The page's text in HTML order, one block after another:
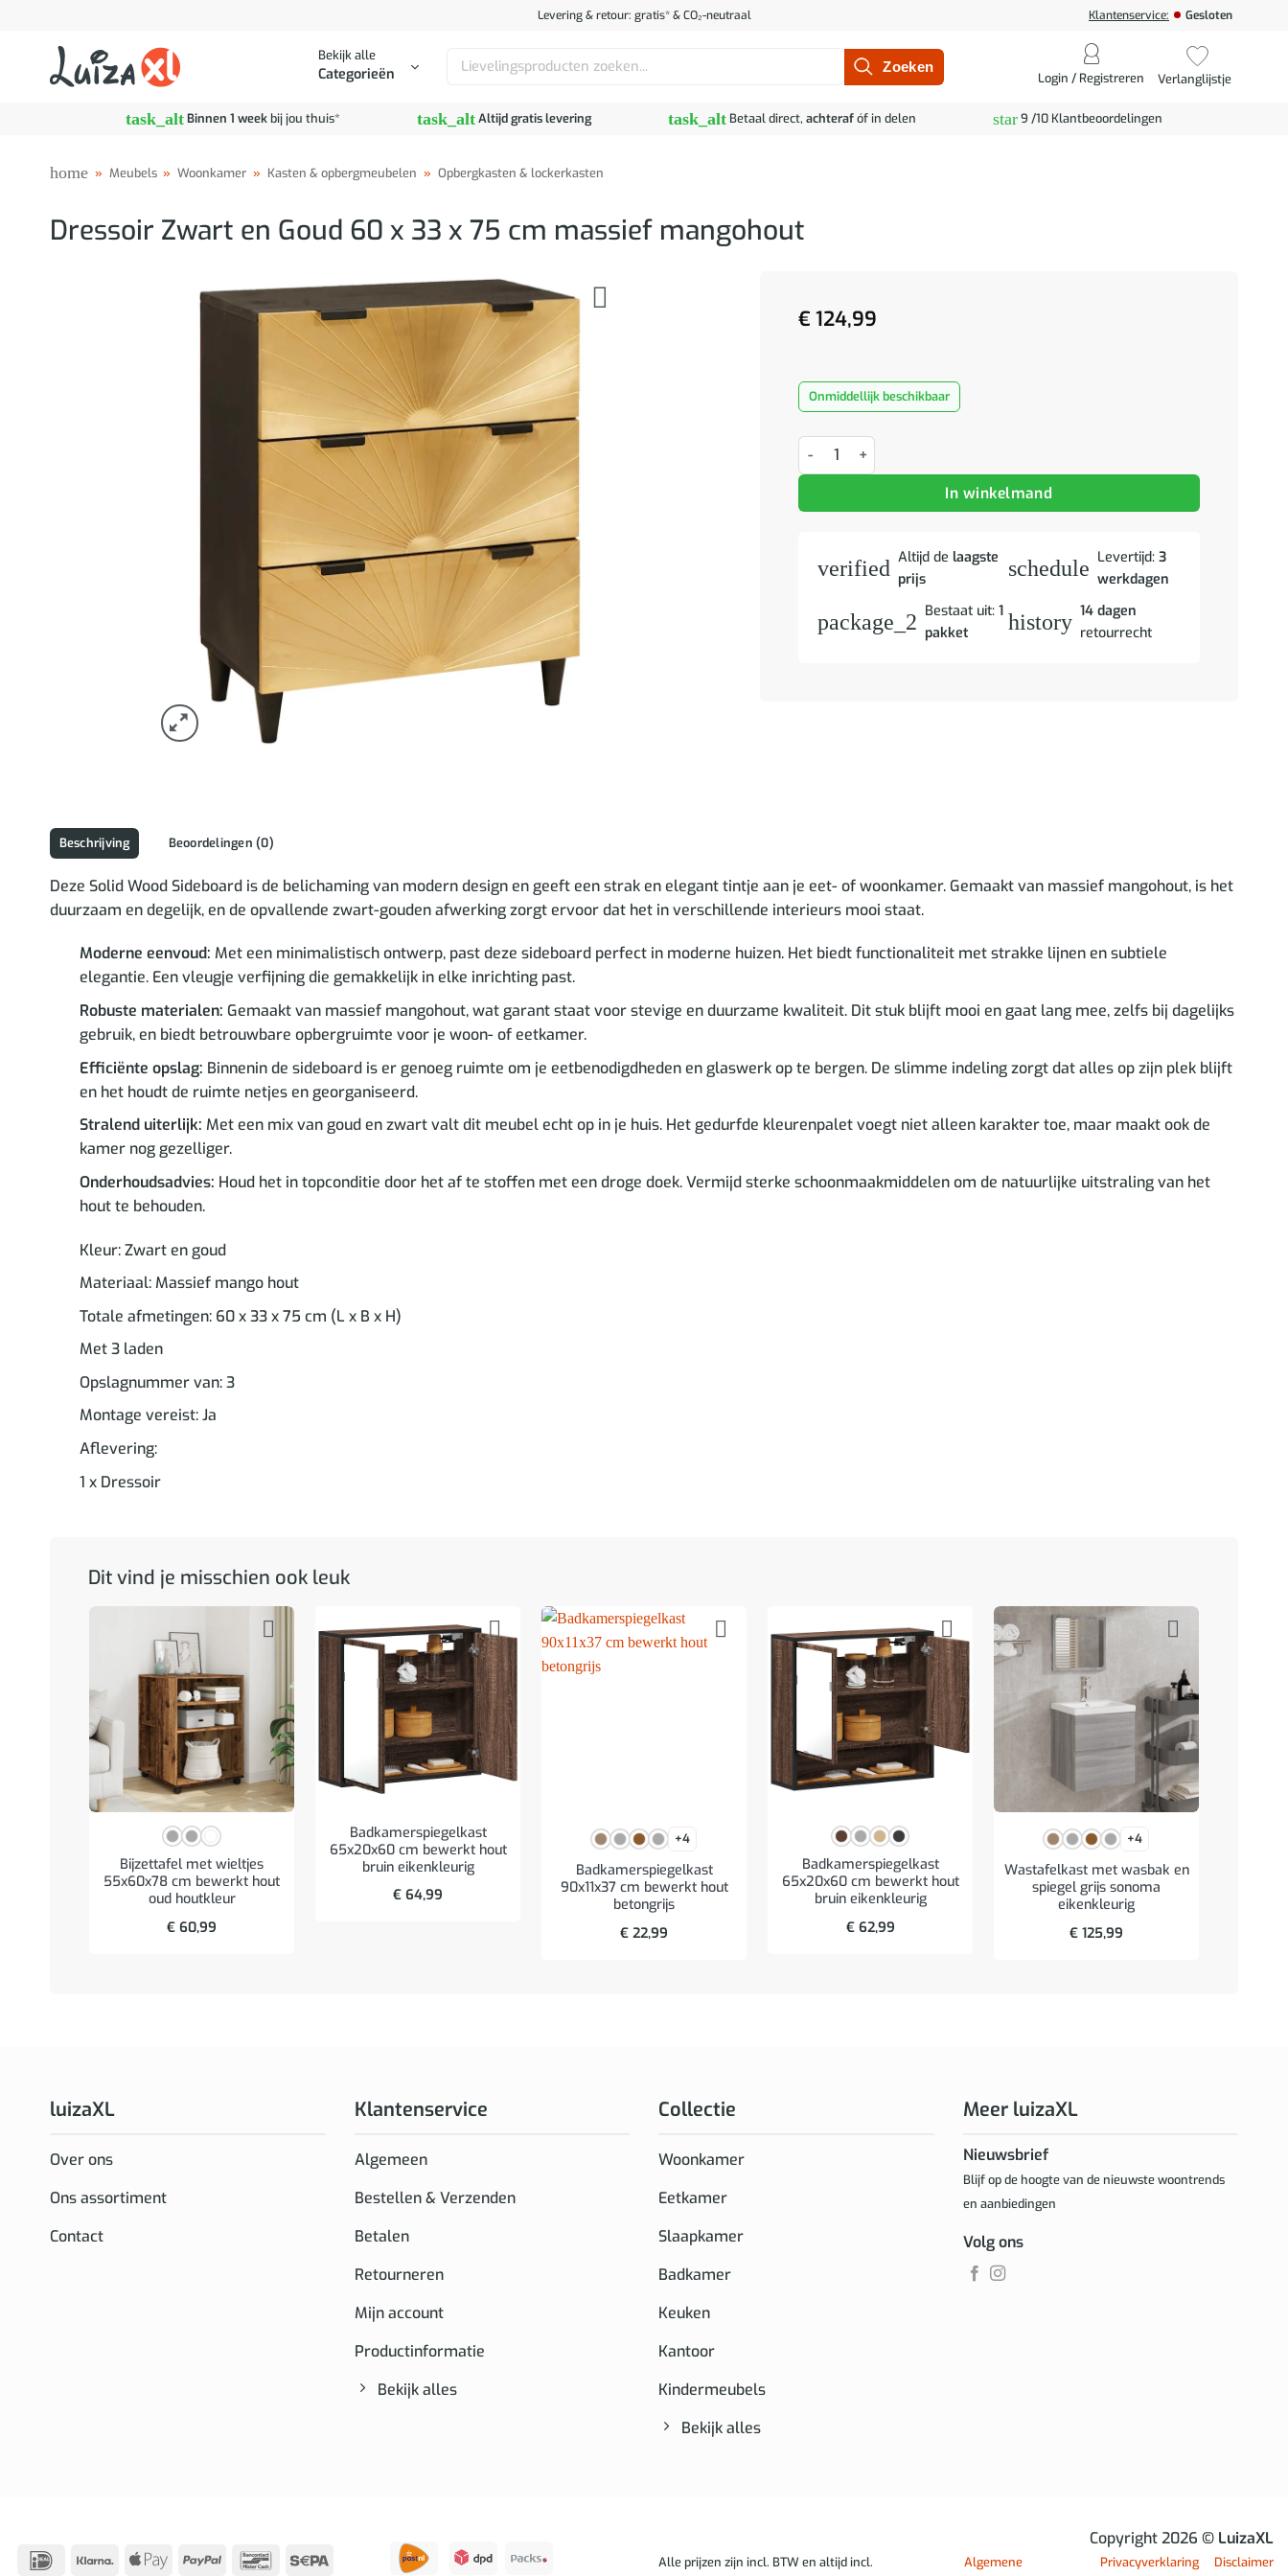
Levering & retour: gratis* & CO₂-neutraal Klantenservice: Gesloten
Bekijk alle
Categorieën
Zoeken
Login / Registreren Verlanglijstje
task_altBinnen 1 weekbij jou thuis* task_altAltijd gratis levering task_alt Betaal direct, achterafóf in delen star9 /10 Klantbeoordelingen
home » Meubels » Woonkamer » Kasten & opbergmeubelen » Opbergkasten & lockerkasten
Dressoir Zwart en Goud 60 x 33 x 75 cm massief mangohout
€ 124,99
Onmiddellijk beschikbaar
Dressoir Zwart en Goud 60 x 33 x 75 cm massief mangohout aantal
In winkelmand
verified Altijd de laagste
prijs
schedule Levertijd:3
werkdagen
package_2 Bestaat uit: 1
pakket
history 14 dagen
retourrecht
Beschrijving Beoordelingen (0)
Deze Solid Wood Sideboard is de belichaming van modern design en geeft een strak en elegant tintje aan je eet- of woonkamer. Gemaakt van massief mangohout, is het
duurzaam en degelijk, en de opvallende zwart-gouden afwerking zorgt ervoor dat het in verschillende interieurs mooi staat.
Moderne eenvoud: Met een minimalistisch ontwerp, past deze sideboard perfect in moderne huizen. Het biedt functionaliteit met strakke lijnen en subtiele
elegantie. Een vleugje verfijning die gemakkelijk in elke inrichting past.
Robuste materialen: Gemaakt van massief mangohout, wat garant staat voor stevige en duurzame kwaliteit. Dit stuk blijft mooi en gaat lang mee, zelfs bij dagelijks
gebruik, en biedt betrouwbare opbergruimte voor je woon- of eetkamer.
Efficiënte opslag: Binnenin de sideboard is er genoeg ruimte om je eetbenodigdheden en glaswerk op te bergen. De slimme indeling zorgt dat alles op zijn plek blijft
en het houdt de ruimte netjes en georganiseerd.
Stralend uiterlijk: Met een mix van goud en zwart valt dit meubel echt op in je huis. Het gedurfde kleurenpalet voegt niet alleen karakter toe, maar maakt ook de
kamer nog gezelliger.
Onderhoudsadvies: Houd het in topconditie door het af te stoffen met een droge doek. Vermijd sterke schoonmaakmiddelen om de natuurlijke uitstraling van het
hout te behouden.
Kleur: Zwart en goud
Materiaal: Massief mango hout
Totale afmetingen: 60 x 33 x 75 cm (L x B x H)
Met 3 laden
Opslagnummer van: 3
Montage vereist: Ja
Aflevering:
1 x Dressoir
Dit vind je misschien ook leuk
Bijzettafel met wieltjes
55x60x78 cm bewerkt hout
oud houtkleur
€ 60,99
Badkamerspiegelkast
65x20x60 cm bewerkt hout
bruin eikenkleurig
€ 64,99
+4
Badkamerspiegelkast
90x11x37 cm bewerkt hout
betongrijs
€ 22,99
Badkamerspiegelkast
65x20x60 cm bewerkt hout
bruin eikenkleurig
€62,99
+4
Wastafelkast met wasbak en
spiegel grijs sonoma
eikenkleurig
€ 125,99
luizaXL
Over ons
Ons assortiment
Contact
Klantenservice
Algemeen
Bestellen & Verzenden
Betalen
Retourneren
Mijn account
Productinformatie
Bekijk alles
Collectie
Woonkamer
Eetkamer
Slaapkamer
Badkamer
Keuken
Kantoor
Kindermeubels
Bekijk alles
Meer luizaXL
Nieuwsbrief
Blijf op de hoogte van de nieuwste woontrends
en aanbiedingen
Volg ons
IDeal Klarna Apple
PayPal Bancontact
Copyright 2026 © LuizaXL
Alle prijzen zijn incl. BTW en altijd incl.
Algemene
Privacyverklaring Disclaimer